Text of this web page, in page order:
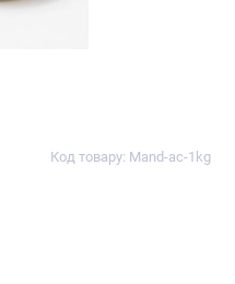
Код товару: Mand-ac-1kg